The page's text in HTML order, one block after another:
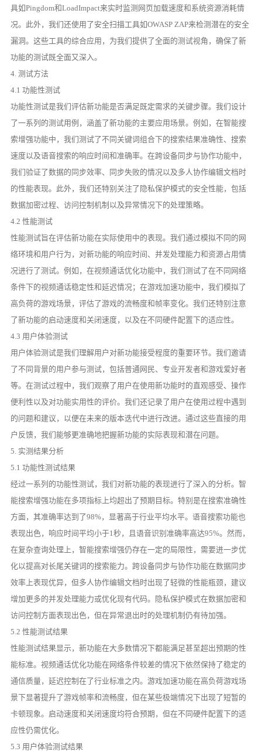
具如Pingdom和LoadImpact来实时监测网页加载速度和系统资源消耗情
况。此外，我们还使用了安全扫描工具如OWASP ZAP来检测潜在的安全
漏洞。这些工具的综合应用，为我们提供了全面的测试视角，确保了新
功能的测试既全面又深入。
4. 测试方法
4.1 功能性测试
功能性测试是我们评估新功能是否满足既定需求的关键步骤。我们设计
了一系列的测试用例，涵盖了新功能的主要应用场景。例如，在智能搜
索增强功能中，我们测试了不同关键词组合下的搜索结果准确性、搜索
速度以及语音搜索的响应时间和准确率。在跨设备同步与协作功能中，
我们验证了数据的同步效率、同步失败的情况以及多人协作编辑文档时
的性能表现。此外，我们还特别关注了隐私保护模式的安全性能，包括
数据加密过程、访问控制机制以及异常情况下的处理策略。
4.2 性能测试
性能测试旨在评估新功能在实际使用中的表现。我们通过模拟不同的网
络环境和用户行为，对新功能的响应时间、并发处理能力和资源占用情
况进行了测试。例如，在视频通话优化功能中，我们测试了在不同网络
条件下的视频通话稳定性和延迟情况；在游戏加速功能中，我们模拟了
高负荷的游戏场景，评估了游戏的流畅度和帧率变化。我们还特别注意
了新功能的启动速度和关闭速度，以及在不同硬件配置下的适应性。
4.3 用户体验测试
用户体验测试是我们理解用户对新功能接受程度的重要环节。我们邀请
了不同背景的用户参与测试，包括普通网民、专业开发者和游戏爱好者
等。在测试过程中，我们观察了用户在使用新功能时的直观感受、操作
便利性以及对功能实用性的评价。我们还记录了用户在使用过程中遇到
的问题和建议，以便在未来的版本迭代中进行改进。通过这些直接的用
户反馈，我们能够更准确地把握新功能的实际表现和潜在问题。
5. 实测结果分析
5.1 功能性测试结果
经过一系列的功能性测试，我们对新功能的表现进行了深入的分析。智
能搜索增强功能在多项指标上均超出了预期目标。特别是在搜索准确性
方面，其准确率达到了98%，显著高于行业平均水平。语音搜索功能也
表现出色，响应时间平均小于1秒，且语音识别准确率高达95%。然而，
在复杂查询处理上，智能搜索增强仍存在一定的局限性，需要进一步优
化以提高对长尾关键词的搜索能力。跨设备同步与协作功能在数据同步
效率上表现优异，但多人协作编辑文档时出现了轻微的性能瓶颈，建议
增加更多的并发处理能力或优化现有代码。隐私保护模式在数据加密和
访问控制方面表现出色，但在异常退出时的处理机制仍有待加强。
5.2 性能测试结果
性能测试结果显示，新功能在大多数情况下都能满足甚至超出预期的性
能标准。视频通话优化功能在网络条件较差的情况下依然保持了稳定的
通信质量，延迟控制在了行业标准之内。游戏加速功能在高负荷游戏场
景下显著提升了游戏帧率和流畅度，但在某些极端情况下出现了短暂的
卡顿现象。启动速度和关闭速度均符合预期，但在不同硬件配置下的适
应性仍需优化。
5.3 用户体验测试结果